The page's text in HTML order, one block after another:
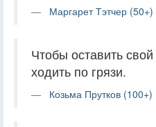
Маргарет Тэтчер (50+)
Чтобы оставить
ходить по грязи.
Козьма Прутков (100+)